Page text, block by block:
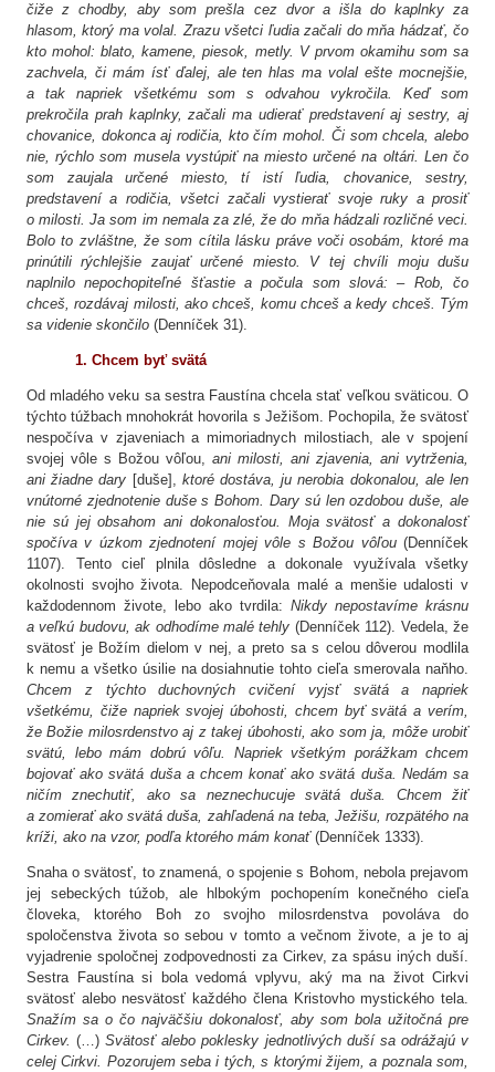
čiže z chodby, aby som prešla cez dvor a išla do kaplnky za
hlasom, ktorý ma volal. Zrazu všetci ľudia začali do mňa hádzať, čo
kto mohol: blato, kamene, piesok, metly. V prvom okamihu som sa
zachvela, či mám ísť ďalej, ale ten hlas ma volal ešte mocnejšie,
a tak napriek všetkému som s odvahou vykročila. Keď som
prekročila prah kaplnky, začali ma udierať predstavení aj sestry, aj
chovanice, dokonca aj rodičia, kto čím mohol. Či som chcela, alebo
nie, rýchlo som musela vystúpiť na miesto určené na oltári. Len čo
som zaujala určené miesto, tí istí ľudia, chovanice, sestry,
predstavení a rodičia, všetci začali vystierať svoje ruky a prosiť
o milosti. Ja som im nemala za zlé, že do mňa hádzali rozličné veci.
Bolo to zvláštne, že som cítila lásku práve voči osobám, ktoré ma
prinútili rýchlejšie zaujať určené miesto. V tej chvíli moju dušu
naplnilo nepochopiteľné šťastie a počula som slová: – Rob, čo
chceš, rozdávaj milosti, ako chceš, komu chceš a kedy chceš. Tým
sa videnie skončilo (Denníček 31).
1. Chcem byť svätá
Od mladého veku sa sestra Faustína chcela stať veľkou sväticou. O
týchto túžbach mnohokrát hovorila s Ježišom. Pochopila, že svätosť
nespočíva v zjaveniach a mimoriadnych milostiach, ale v spojení
svojej vôle s Božou vôľou, ani milosti, ani zjavenia, ani vytrženia,
ani žiadne dary [duše], ktoré dostáva, ju nerobia dokonalou, ale len
vnútorné zjednotenie duše s Bohom. Dary sú len ozdobou duše, ale
nie sú jej obsahom ani dokonalosťou. Moja svätosť a dokonalosť
spočíva v úzkom zjednotení mojej vôle s Božou vôľou (Denníček
1107). Tento cieľ plnila dôsledne a dokonale využívala všetky
okolnosti svojho života. Nepodceňovala malé a menšie udalosti v
každodennom živote, lebo ako tvrdila: Nikdy nepostavíme krásnu
a veľkú budovu, ak odhodíme malé tehly (Denníček 112). Vedela, že
svätosť je Božím dielom v nej, a preto sa s celou dôverou modlila
k nemu a všetko úsilie na dosiahnutie tohto cieľa smerovala naňho.
Chcem z týchto duchovných cvičení vyjsť svätá a napriek
všetkému, čiže napriek svojej úbohosti, chcem byť svätá a verím,
že Božie milosrdenstvo aj z takej úbohosti, ako som ja, môže urobiť
svätú, lebo mám dobrú vôľu. Napriek všetkým porážkam chcem
bojovať ako svätá duša a chcem konať ako svätá duša. Nedám sa
ničím znechutiť, ako sa neznechucuje svätá duša. Chcem žiť
a zomierať ako svätá duša, zahľadená na teba, Ježišu, rozpätého na
kríži, ako na vzor, ​podľa ktorého mám konať (Denníček 1333).
Snaha o svätosť, to znamená, o spojenie s Bohom, nebola prejavom
jej sebeckých túžob, ale hlbokým pochopením konečného cieľa
človeka, ktorého Boh zo svojho milosrdenstva povoláva do
spoločenstva života so sebou v tomto a večnom živote, a je to aj
vyjadrenie spoločnej zodpovednosti za Cirkev, za spásu iných duší.
Sestra Faustína si bola vedomá vplyvu, aký ma na život Cirkvi
svätosť alebo nesvätosť každého člena Kristovho mystického tela.
Snažím sa o čo najväčšiu dokonalosť, aby som bola užitočná pre
Cirkev.(…)Svätosť alebo poklesky jednotlivých duší sa odrážajú v
celej Cirkvi. Pozorujem seba i tých, s ktorými žijem, a poznala som,